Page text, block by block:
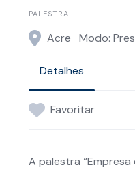
PALESTRA
Acre Modo:
Detalhes
Favoritar
A palestra